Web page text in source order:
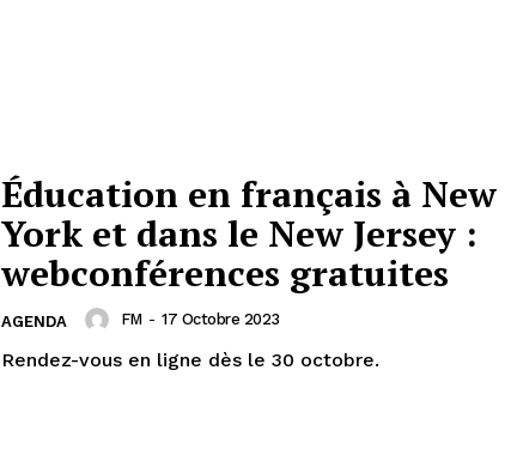
Éducation en français à New
York et dans le New Jersey :
webconférences gratuites
AGENDA FM - 17 Octobre 2023
Rendez-vous en ligne dès le 30 octobre.